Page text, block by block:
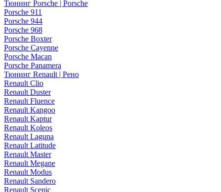
Тюнинг Porsche | Porsche
Porsche 911
Porsche 944
Porsche 968
Porsche Boxter
Porsche Cayenne
Porsche Macan
Porsche Panamera
Тюнинг Renault | Рено
Renault Clio
Renault Duster
Renault Fluence
Renault Kangoo
Renault Kaptur
Renault Koleos
Renault Laguna
Renault Latitude
Renault Master
Renault Megane
Renault Modus
Renault Sandero
Renault Scenic